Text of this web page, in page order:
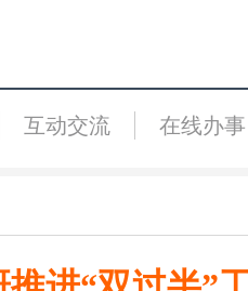
互动交流 在线办事